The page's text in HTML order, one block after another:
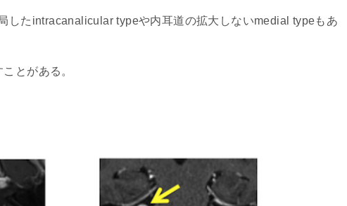
したintracanalicular typeや内耳道の拡大しないmedial typeもあ
とがある。